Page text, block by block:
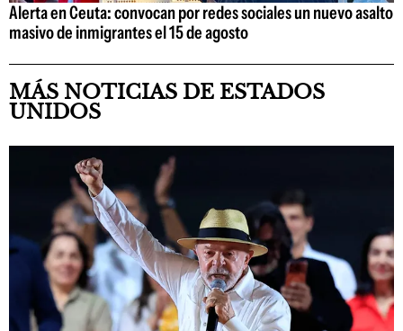
Alerta en Ceuta: convocan por redes sociales un nuevo asalto
masivo de inmigrantes el 15 de agosto
MÁS NOTICIAS DE ESTADOS
UNIDOS